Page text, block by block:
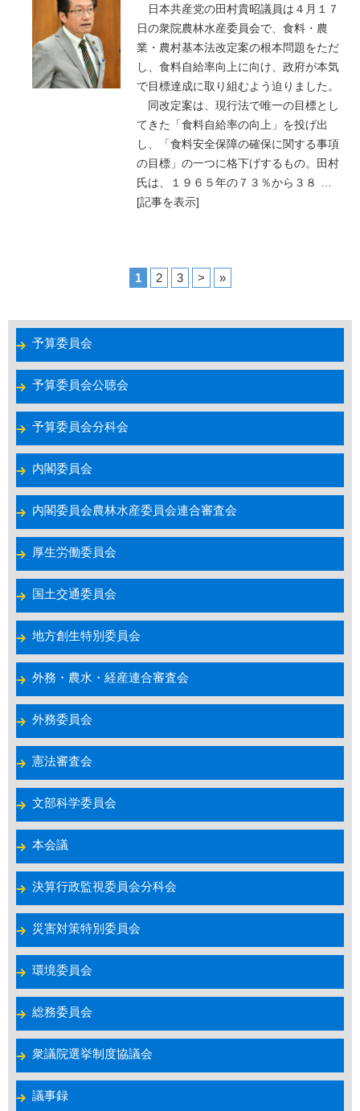
日本共産党の田村貴昭議員は４月１７
日の衆院農林水産委員会で、食料・農
業・農村基本法改定案の根本問題をただ
し、食料自給率向上に向け、政府が本気
で目標達成に取り組むよう迫りました。
同改定案は、現行法で唯一の目標とし
てきた「食料自給率の向上」を投げ出
し、「食料安全保障の確保に関する事項
の目標」の一つに格下げするもの。田村
氏は、１９６５年の７３％から３８
…
[記事を表示]
1 2 3 > »
予算委員会
予算委員会公聴会
予算委員会分科会
内閣委員会
内閣委員会農林水産委員会連合審査会
厚生労働委員会
国土交通委員会
地方創生特別委員会
外務・農水・経産連合審査会
外務委員会
憲法審査会
文部科学委員会
本会議
決算行政監視委員会分科会
災害対策特別委員会
環境委員会
総務委員会
衆議院選挙制度協議会
議事録